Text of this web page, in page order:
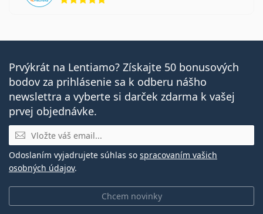
Prvýkrát na Lentiamo? Získajte 50 bonusových
bodov za prihlásenie sa k odberu nášho
newslettra a vyberte si darček zdarma k vašej
prvej objednávke.
E-mail
Chcem novinky
Odoslaním vyjadrujete súhlas so spracovaním vašich
osobných údajov.